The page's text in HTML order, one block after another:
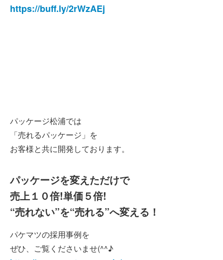
https://buff.ly/2rWzAEj
パッケージ松浦では
「売れるパッケージ」を
お客様と共に開発しております。
パッケージを変えただけで
売上１０倍!単価５倍!
“売れない”を“売れる”へ変える！
パケマツの採用事例を
ぜひ、ご覧くださいませ(^^♪